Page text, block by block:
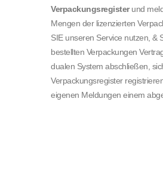
Verpackungsregisterund
Mengen der lizenzierten
SIE unseren Service nutzen, &
bestellten Verpackungen
dualen System abschließen,
Verpackungsregister
eigenen Meldungen einem